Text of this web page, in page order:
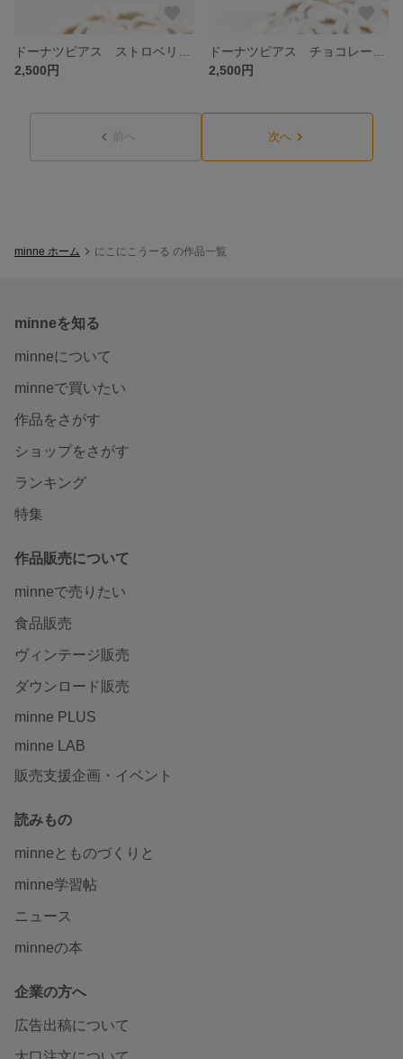
2,500円
2,500円
前へ 次へ
minne ホーム にこにこうーる の作品一覧
minneを知る
minneについて
minneで買いたい
作品をさがす
ショップをさがす
ランキング
特集
作品販売について
minneで売りたい
食品販売
ヴィンテージ販売
ダウンロード販売
minne PLUS
minne LAB
販売支援企画・イベント
読みもの
minneとものづくりと
minne学習帖
ニュース
minneの本
企業の方へ
広告出稿について